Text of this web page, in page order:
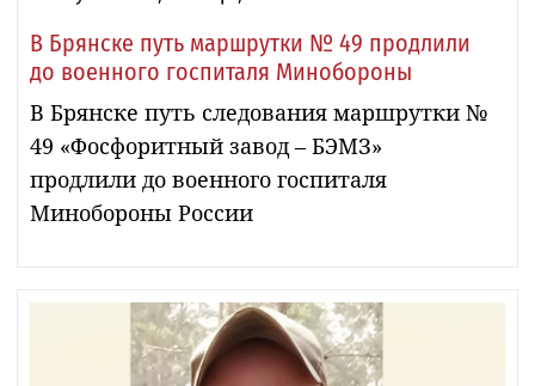
В Брянске путь маршрутки № 49 продлили
до военного госпиталя Минобороны
В Брянске путь следования маршрутки №
49 «Фосфоритный завод – БЭМЗ»
продлили до военного госпиталя
Минобороны России